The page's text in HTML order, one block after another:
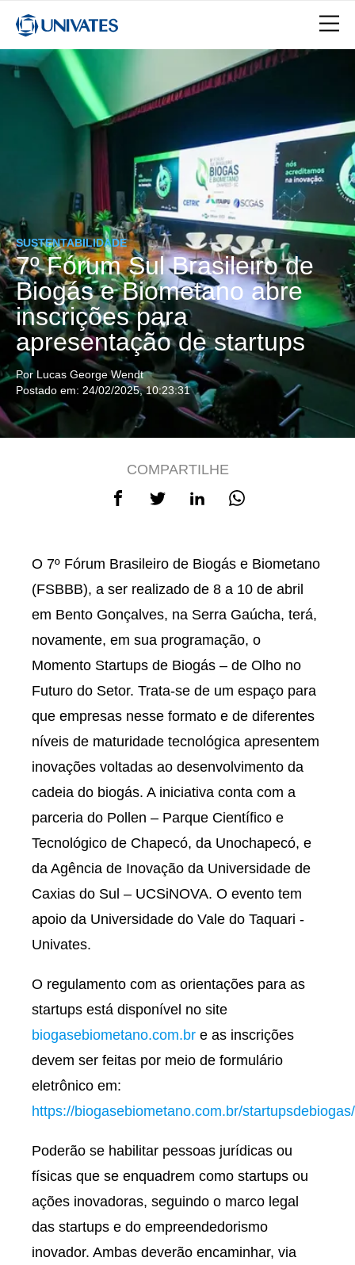
SUSTENTABILIDADE
7º Fórum Sul Brasileiro de
Biogás e Biometano abre
inscrições para
apresentação de startups
Por Lucas George Wendt
Postado em: 24/02/2025, 10:23:31
COMPARTILHE
O 7º Fórum Brasileiro de Biogás e Biometano
(FSBBB), a ser realizado de 8 a 10 de abril
em Bento Gonçalves, na Serra Gaúcha, terá,
novamente, em sua programação, o
Momento Startups de Biogás – de Olho no
Futuro do Setor. Trata-se de um espaço para
que empresas nesse formato e de diferentes
níveis de maturidade tecnológica apresentem
inovações voltadas ao desenvolvimento da
cadeia do biogás. A iniciativa conta com a
parceria do Pollen – Parque Científico e
Tecnológico de Chapecó, da Unochapecó, e
da Agência de Inovação da Universidade de
Caxias do Sul – UCSiNOVA. O evento tem
apoio da Universidade do Vale do Taquari -
Univates.
O regulamento com as orientações para as
startups está disponível no site
biogasebiometano.com.br e as inscrições
devem ser feitas por meio de formulário
eletrônico em:
https://biogasebiometano.com.br/startupsdebiogas/
Poderão se habilitar pessoas jurídicas ou
físicas que se enquadrem como startups ou
ações inovadoras, seguindo o marco legal
das startups e do empreendedorismo
inovador. Ambas deverão encaminhar, via